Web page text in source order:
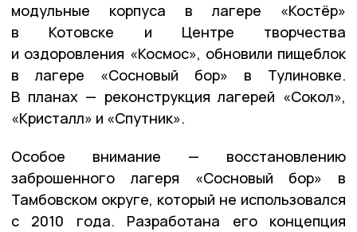
модульные корпуса в лагере «Костёр»
в Котовске и Центре творчества
и оздоровления «Космос», обновили пищеблок
в лагере «Сосновый бор» в Тулиновке.
В планах — реконструкция лагерей «Сокол»,
«Кристалл» и «Спутник».
Особое внимание — восстановлению
заброшенного лагеря «Сосновый бор» в
Тамбовском округе, который не использовался
с 2010 года. Разработана его концепция